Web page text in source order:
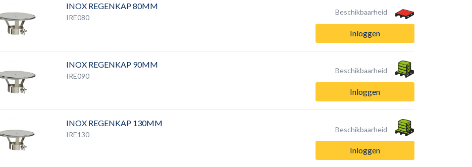
INOX REGENKAP 80MM
IRE080
Beschikbaarheid
Inloggen
INOX REGENKAP 90MM
IRE090
Beschikbaarheid
Inloggen
INOX REGENKAP 130MM
IRE130
Beschikbaarheid
Inloggen